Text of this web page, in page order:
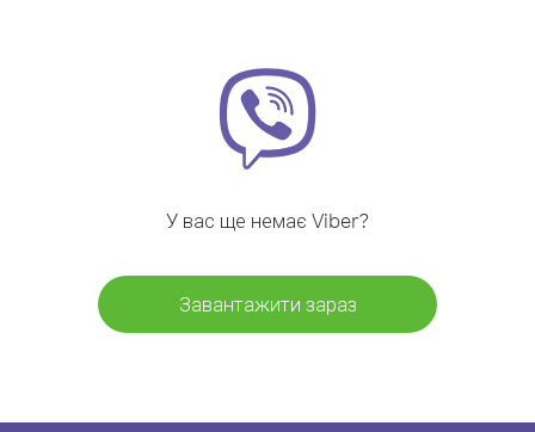
У вас ще немає Viber?
Завантажити зараз